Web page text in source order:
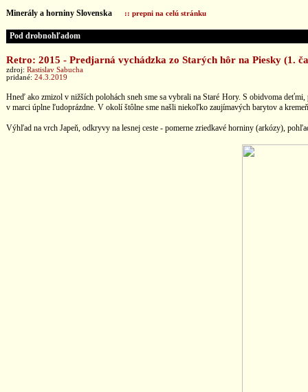
Minerály a horniny Slovenska :: prepni na celú stránku
Pod drobnohľadom
Retro: 2015 - Predjarná vychádzka zo Starých hôr na Piesky (1.
zdroj: Rastislav Sabucha
pridané: 24.3.2019
Hneď ako zmizol v nižších polohách sneh sme sa vybrali na Staré Hory. S obidvoma
v marci úplne ľudoprázdne. V okolí štôlne sme našli niekoľko zaujímavých barytov a
Výhľad na vrch Japeň, odkryvy na lesnej ceste - pomerne zriedkavé horniny (arkózy),